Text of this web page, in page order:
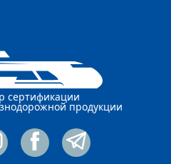
сертификации
продукции